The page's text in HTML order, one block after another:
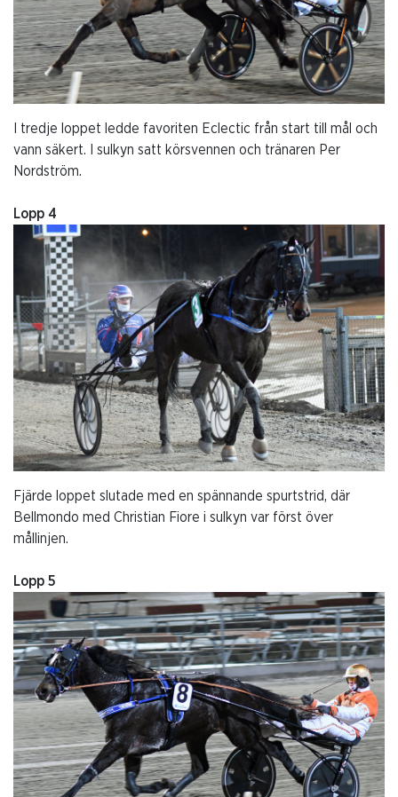
I tredje loppet ledde favoriten Eclectic från start till mål och
vann säkert. I sulkyn satt körsvennen och tränaren Per
Nordström.
Lopp 4
Fjärde loppet slutade med en spännande spurtstrid, där
Bellmondo med Christian Fiore i sulkyn var först över
mållinjen.
Lopp 5